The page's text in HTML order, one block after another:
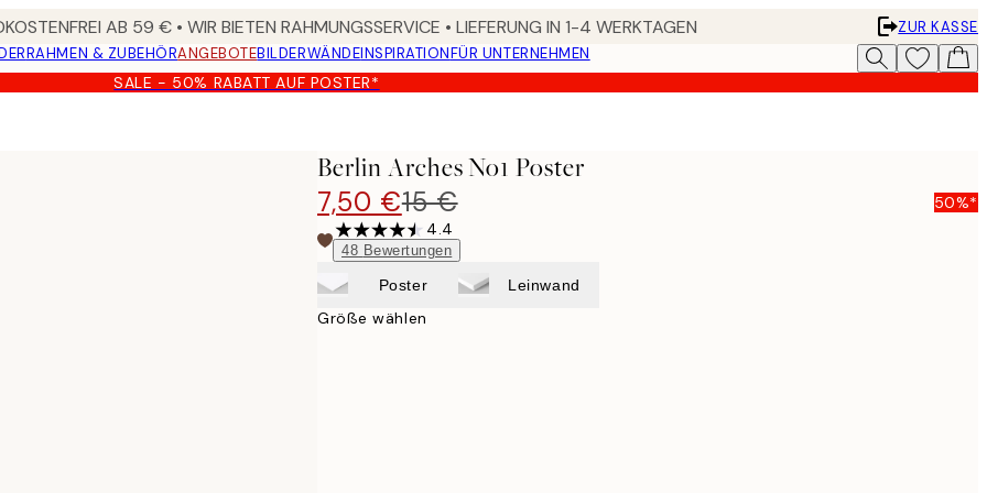
AB 59 € • WIR BIETEN RAHMUNGSSERVICE • LIEFERUNG IN 1-4 WERKTAGEN
ZUR KASSE
RAHMEN & ZUBEHÖRANGEBOTEBILDERWÄNDEINSPIRATIONFÜR UNTERNEHMEN
SALE - 50% RABATT AUF POSTER*
Berlin Arches No1 Poster
7,50 €15 €
50%*
4.4
48 Bewertungen
Poster Leinwand
Größe wählen